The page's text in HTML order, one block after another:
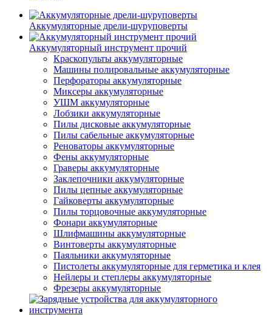
Аккумуляторные дрели-шуруповерты
Аккумуляторный инструмент прочий
Краскопульты аккумуляторные
Машины полировальные аккумуляторные
Перфораторы аккумуляторные
Миксеры аккумуляторные
УШМ аккумуляторные
Лобзики аккумуляторные
Пилы дисковые аккумуляторные
Пилы сабельные аккумуляторные
Реноваторы аккумуляторные
Фены аккумуляторные
Граверы аккумуляторные
Заклепочники аккумуляторные
Пилы цепные аккумуляторные
Гайковерты аккумуляторные
Пилы торцовочные аккумуляторные
Фонари аккумуляторные
Шлифмашины аккумуляторные
Винтоверты аккумуляторные
Паяльники аккумуляторные
Пистолеты аккумуляторные для герметика и клея
Нейлеры и степлеры аккумуляторные
Фрезеры аккумуляторные